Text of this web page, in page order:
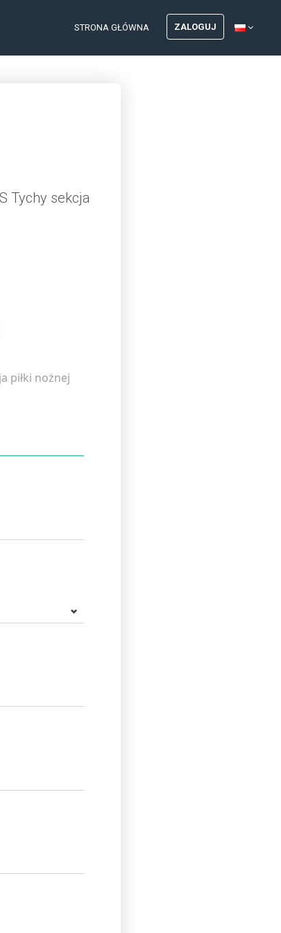
STRONA GŁÓWNA ZALOGUJ
Tychy sekcja
piłki nożnej